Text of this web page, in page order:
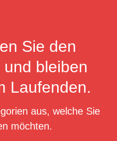
Sie den
bleiben
Laufenden.
aus, welche Sie
möchten.